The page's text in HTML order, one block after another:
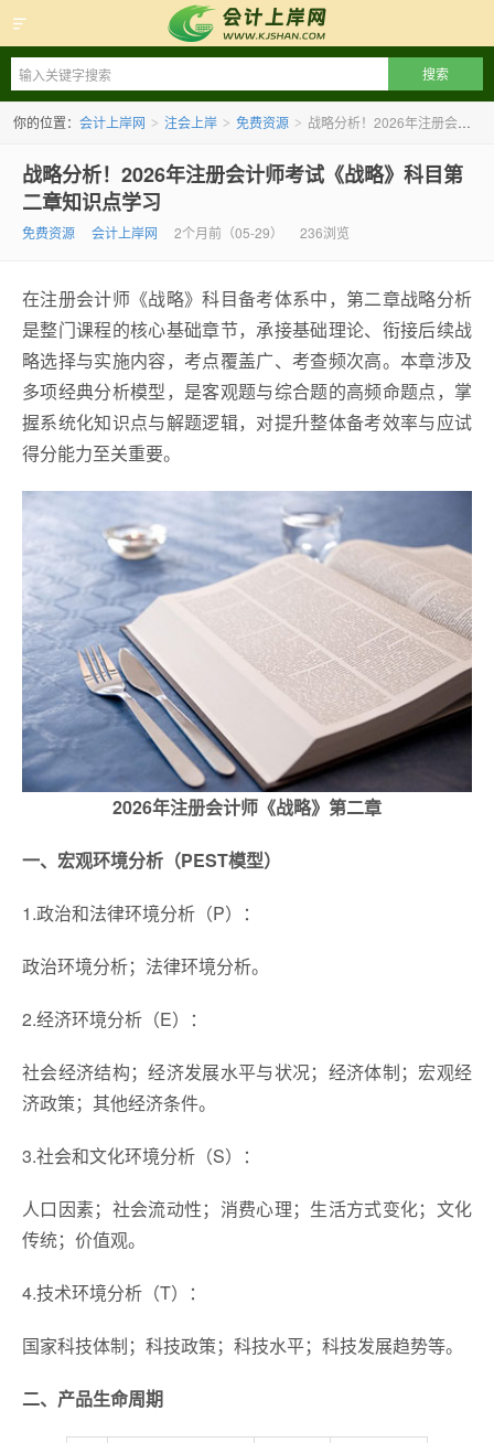
会计上岸网
你的位置： 会计上岸网 > 注会上岸 > 免费资源 > 战略分析！2026年注册会计师考试《战略》科目第二章知识点学习
战略分析！2026年注册会计师考试《战略》科目第
二章知识点学习
免费资源 会计上岸网 2个月前（05-29） 236浏览
在注册会计师《战略》科目备考体系中，第二章战略分析
是整门课程的核心基础章节，承接基础理论、衔接后续战
略选择与实施内容，考点覆盖广、考查频次高。本章涉及
多项经典分析模型，是客观题与综合题的高频命题点，掌
握系统化知识点与解题逻辑，对提升整体备考效率与应试
得分能力至关重要。
2026年注册会计师《战略》第二章
一、宏观环境分析（PEST模型）
1.政治和法律环境分析（P）：
政治环境分析；法律环境分析。
2.经济环境分析（E）：
社会经济结构；经济发展水平与状况；经济体制；宏观经
济政策；其他经济条件。
3.社会和文化环境分析（S）：
人口因素；社会流动性；消费心理；生活方式变化；文化
传统；价值观。
4.技术环境分析（T）：
国家科技体制；科技政策；科技水平；科技发展趋势等。
二、产品生命周期